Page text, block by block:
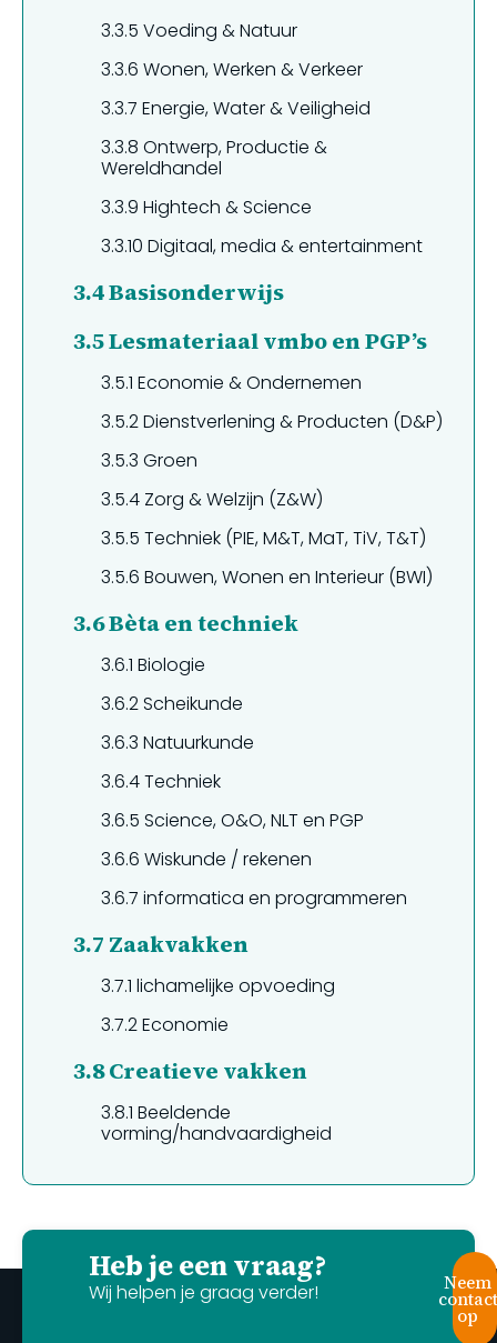
3.3.5 Voeding & Natuur
3.3.6 Wonen, Werken & Verkeer
3.3.7 Energie, Water & Veiligheid
3.3.8 Ontwerp, Productie &
Wereldhandel
3.3.9 Hightech & Science
3.3.10 Digitaal, media & entertainment
3.4Basisonderwijs
3.5Lesmateriaal vmbo en PGP’s
3.5.1 Economie & Ondernemen
3.5.2Dienstverlening & Producten (D&P)
3.5.3 Groen
3.5.4 Zorg & Welzijn (Z&W)
3.5.5 Techniek (PIE, M&T, MaT, TiV, T&T)
3.5.6 Bouwen, Wonen en Interieur (BWI)
3.6Bèta en techniek
3.6.1 Biologie
3.6.2Scheikunde
3.6.3 Natuurkunde
3.6.4Techniek
3.6.5 Science, O&O, NLT en PGP
3.6.6 Wiskunde / rekenen
3.6.7 informatica en programmeren
3.7 Zaakvakken
3.7.1 lichamelijke opvoeding
3.7.2Economie
3.8Creatieve vakken
3.8.1 Beeldende
vorming/handvaardigheid
Heb je een vraag?
Wij helpen je graag verder! Neem
contact
op